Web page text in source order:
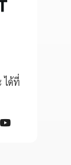
ได้ที่